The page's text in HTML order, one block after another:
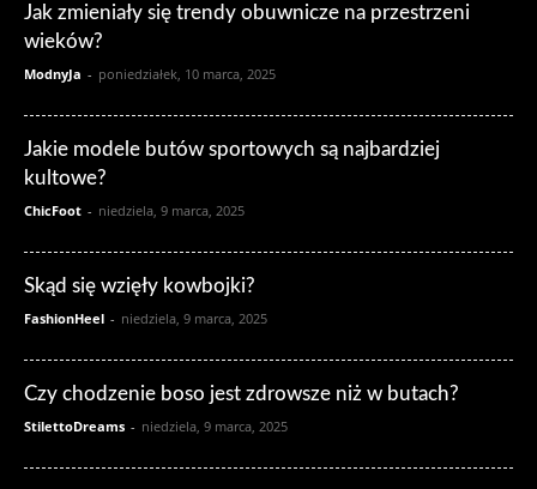
Jak zmieniały się trendy obuwnicze na przestrzeni
wieków?
ModnyJa - poniedziałek, 10 marca, 2025
Jakie modele butów sportowych są najbardziej
kultowe?
ChicFoot - niedziela, 9 marca, 2025
Skąd się wzięły kowbojki?
FashionHeel - niedziela, 9 marca, 2025
Czy chodzenie boso jest zdrowsze niż w butach?
StilettoDreams - niedziela, 9 marca, 2025